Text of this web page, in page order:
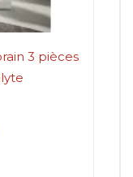
3 pièces